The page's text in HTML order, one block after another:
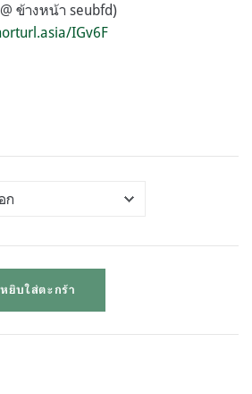
ข้างหน้า seubfd)
IGv6F
หยิบใส่ตะกร้า